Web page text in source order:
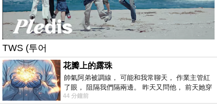
TWS (투어
花瓣上的露珠
帥氣阿弟被調線， 可能和我常聊天， 作業主管紅
了眼， 阻隔我們隔兩邊。 昨天又問他， 前天她穿
什麼顏色衣服， 不經
44 分鐘前